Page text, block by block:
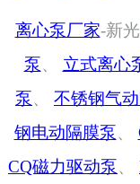
离心泵厂家-新
泵、 立式离心
泵、 不锈钢气
钢电动隔膜泵、
CQ磁力驱动泵、